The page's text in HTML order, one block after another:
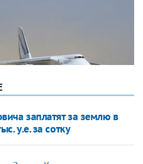
заплатят за землю в
у.е. за сотку